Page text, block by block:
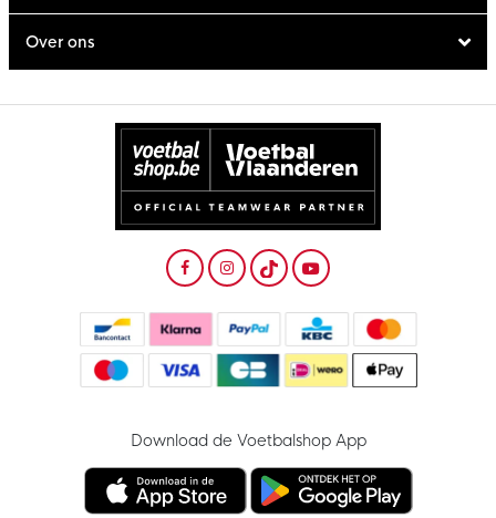
Over ons
Download de Voetbalshop App